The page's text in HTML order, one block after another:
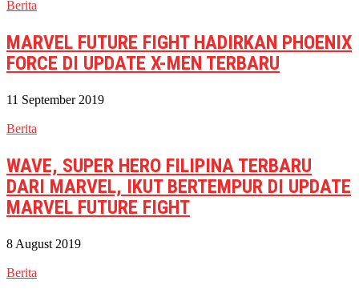
Berita
MARVEL FUTURE FIGHT HADIRKAN PHOENIX
FORCE DI UPDATE X-MEN TERBARU
11 September 2019
Berita
WAVE, SUPER HERO FILIPINA TERBARU
DARI MARVEL, IKUT BERTEMPUR DI UPDATE
MARVEL FUTURE FIGHT
8 August 2019
Berita